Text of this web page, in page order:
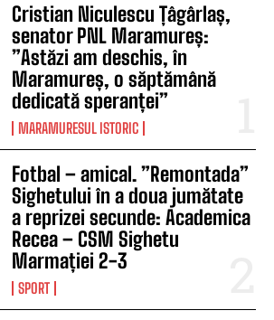
Cristian Niculescu Țâgârlaș,
senator PNL Maramureș:
”Astăzi am deschis, în
Maramureș, o săptămână
dedicată speranței”
MARAMURESUL ISTORIC
Fotbal – amical. ”Remontada”
Sighetului în a doua jumătate
a reprizei secunde: Academica
Recea – CSM Sighetu
Marmației 2-3
SPORT